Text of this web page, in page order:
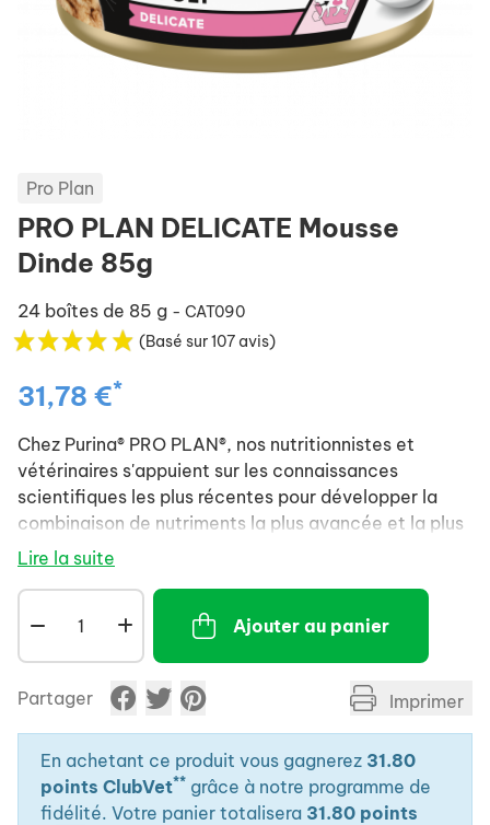
Pro Plan
PRO PLAN DELICATE Mousse
Dinde 85g
24 boîtes de 85 g - CAT090
(Basé sur 107 avis)
31,78 €*
Chez Purina® PRO PLAN®, nos nutritionnistes et
vétérinaires s'appuient sur les connaissances
scientifiques les plus récentes pour développer la
combinaison de nutriments la plus avancée et la plus
efficace pour votre animal. Nos formules aident à
défenses naturelles et la santé à long terme de votre
animal.
Lire la suite
Ajouter au panier
Partager Imprimer
En achetant ce produit vous gagnerez 31.80
points ClubVet** grâce à notre programme de
fidélité. Votre panier totalisera 31.80 points